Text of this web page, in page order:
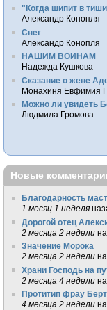
"Когда шипит в
Александр Конопля
Снег
Александр Конопля
НАШИМ ВОИНАМ
Надежда Кушкова
Сказание о жене
Монахиня Евфимия
Можно ли увидеть
Людмила Громова
Новые
Благодарность
1 месяц 1 неделя
Дорогой отец
2 месяца 2 недели
Значение Морока
2 месяца 2 недели
Храни Господь на
2 месяца 4 недели
Протитип фрау
4 месяца 2 недели